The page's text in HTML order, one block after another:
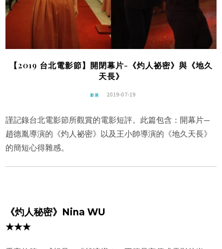
【2019 台北電影節】開閉幕片-《灼人祕密》與《地久
天長》
影展 2019-07-19
謹記錄台北電影節所觀賞的電影短評。此篇包含：開幕片—
趙德胤導演的《灼人祕密》以及王小帥導演的《地久天長》
的簡短心得雜感。
《灼人秘密》Nina WU
★★★